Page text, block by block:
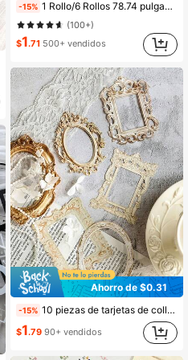
-15% 1 Rollo/6 Rollos 78.74 pulgadas (200 cm) Pegatinas PET con Temas de Paredes de Patio Antiguo y Flores y Hierba en Rollo para Recortar Decoración Scrapbooking Collage Personalizado DIY Material de Tarjeta Estética Junk Journal Suministros de Oficina & Escuela
(100+)
$1.71 500+ vendidos
Ahorro de $0.31
-15% 10 piezas de tarjetas de collage con marco vintage calado y en relieve, material de papel DIY retro para manualidades, etiquetas decorativas para junk journal, agenda, útiles escolares y vuelta al cole
$1.79 90+ vendidos